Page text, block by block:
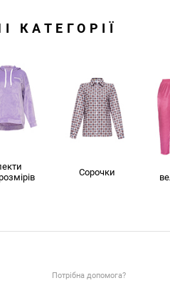
КАТЕГОРІЇ
Сорочки
Потрібна допомога?